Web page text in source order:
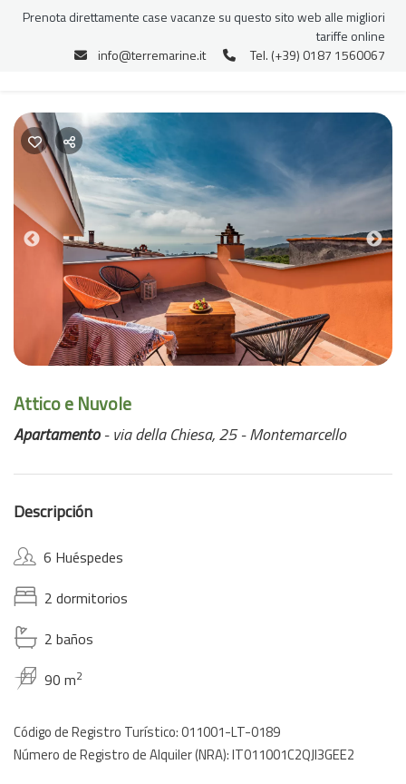
Previous
Attico e Nuvole
Apartamento- via della Chiesa, 25 - Montemarcello
Descripción
6 Huéspedes
2 dormitorios
2 baños
90 m2
Código de Registro Turístico: 011001-LT-0189
Número de Registro de Alquiler (NRA): IT011001C2QJI3GEE2
Prenota direttamente case vacanze su questo sito web alle migliori
tariffe online
info@terremarine.it
Tel. (+39) 0187 1560067